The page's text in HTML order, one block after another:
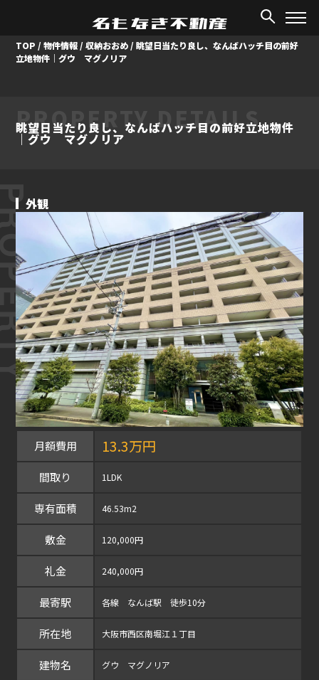
TOP /物件情報 /収納おおめ /眺望日当たり良し、なんばハッチ目の前好
立地物件｜グウ マグノリア
PROPERTY DETAILS
眺望日当たり良し、なんばハッチ目の前好立地物件
｜グウ マグノリア
外観
月額費用 13.3万円
間取り 1LDK
専有面積 46.53m2
敷金 120,000円
礼金 240,000円
最寄駅 各線 なんば駅 徒歩10分
所在地 大阪市西区南堀江１丁目
建物名 グウ マグノリア